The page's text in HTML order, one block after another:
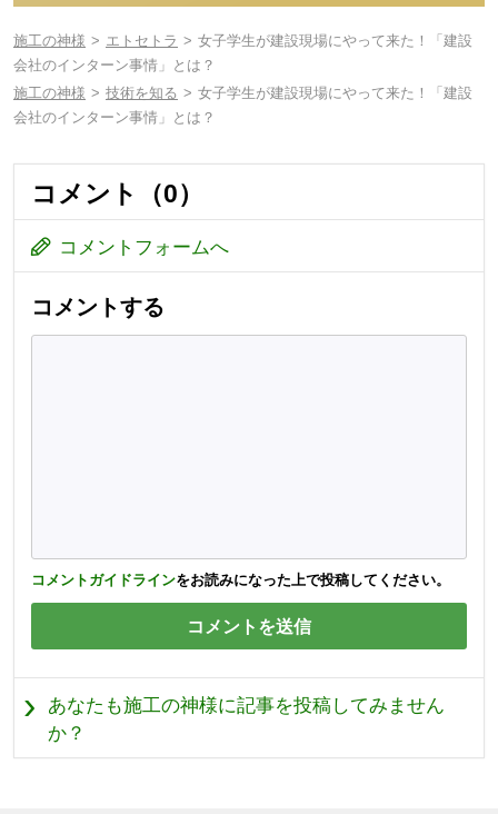
施工の神様 エトセトラ
女子学生が建設現場にやって来た！「建設
会社のインターン事情」とは？
施工の神様
技術を知る
女子学生が建設現場にやって来た！「建設
会社のインターン事情」とは？
コメント（0）
コメントフォームへ
コメントする
コメントガイドラインをお読みになった上で投稿してください。
あなたも施工の神様に記事を投稿してみません
か？